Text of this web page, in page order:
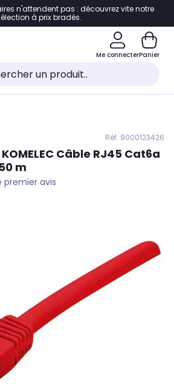
à la navigation
au pied de page
au chatbot
n'attendent pas : découvrez vite notre
à prix bradés.
Me connecterPanier
Réf. 9000123426
KOMELEC Câble RJ45 Cat6a
m
premier avis